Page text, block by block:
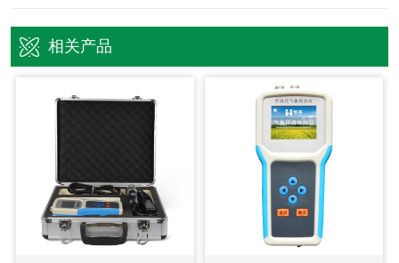
相关产品